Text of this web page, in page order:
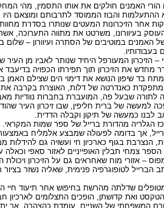
הורי האמנים חולקים את אותו התסמין, מהי
והבוז הממוסד לתרבותם ומוצאם היו
הזיכרונות המעטים שנותרו בסדרת מחוות
בעיוורונו, משרטט את מתווה התערוכה,
במוטיבים של הסתרה ועיוורון – שלום
המעורפל היחיד שנותר לאביו מן
מחדש את הזיכרון תוך תפירתו הכפויה
בד שיפון הנושא את דימוי הים שצילם האמן
מתפקדת כאנדרטה של דלות, האוצרת בקרבה
לתורה שבעל פה, המועברת בחברות נוודיות
למעשה של ברית חליפין, שבו זיכרון העיר
לבנו כמעשה של תיקון וקבלה הדדית.
מהדורת ברייל של ספר שמות המקראי.
אך בדומה לפעולה שמבצע אלמליח
הנצרבת בגוף כארכיון חי ועשויה גם להידלות
צמחי תבלין האופייניים לאזור סאפי
– אזורי מוח שאחראים גם על הזיכרון ויכולת
לטופוגרפיה פנימית, שאליה נשזר בציור
שדלתה מהרשת בחיפוש אחר תיעוד חיי
ואת קדושתן, הופכים התצלומים לארכיון
המשפחתי של השניים, עומדת כהצהרה,